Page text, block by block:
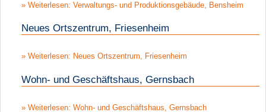
Weiterlesen: Verwaltungs- und Produktionsgebäude, Bensheim
Neues Ortszentrum, Friesenheim
Weiterlesen: Neues Ortszentrum, Friesenheim
Wohn- und Geschäftshaus, Gernsbach
Weiterlesen: Wohn- und Geschäftshaus, Gernsbach